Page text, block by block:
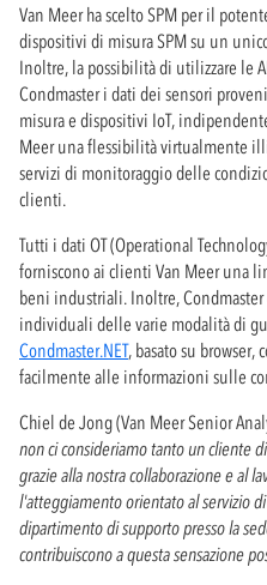
Van Meer ha scelto SPM per il
dispositivi di misura SPM su un
Inoltre, la possibilità di utilizzare le
Condmaster i dati dei sensori
misura e dispositivi IoT,
Meer una flessibilità virtualmente
servizi di monitoraggio delle
clienti.
Tutti i dati OT (Operational
forniscono ai clienti Van Meer una
beni industriali. Inoltre,
individuali delle varie modalità di
Condmaster.NET, basato su browser,
facilmente alle informazioni sulle
Chiel de Jong (Van Meer Senior
non ci consideriamo tanto un cliente
grazie alla nostra collaborazione e al
l'atteggiamento orientato al servizio
dipartimento di supporto presso la
contribuiscono a questa sensazione